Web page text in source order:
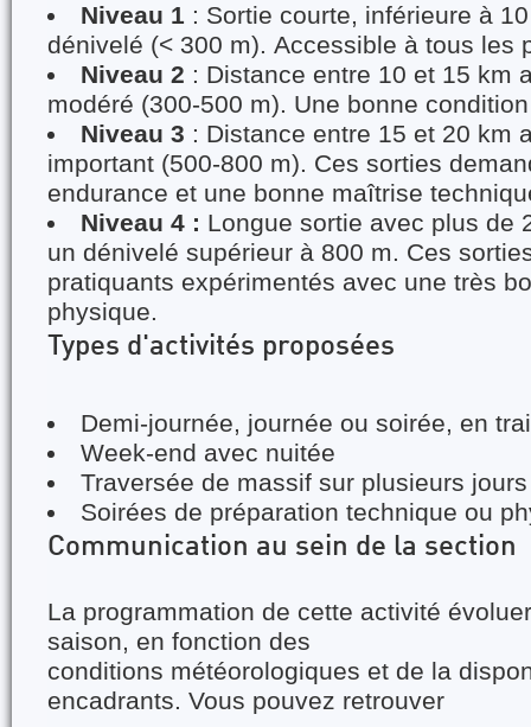
Niveau 1 : Sortie courte, inférieure à
dénivelé (< 300 m). Accessible à tous les
Niveau 2 : Distance entre 10 et 15 km
modéré (300-500 m). Une bonne
Niveau 3 : Distance entre 15 et 20 km
important (500-800 m). Ces sorties
endurance et une bonne maîtrise
Niveau 4 : Longue sortie avec plus de
un dénivelé supérieur à 800 m. Ces
pratiquants expérimentés avec une très
physique.
Types d'activités proposées
Demi-journée, journée ou soirée, en
Week-end avec nuitée
Traversée de massif sur plusieurs jours
Soirées de préparation technique ou
Communication au sein de la section
La programmation de cette activité
saison, en fonction des
conditions météorologiques et de la
encadrants. Vous pouvez retrouver